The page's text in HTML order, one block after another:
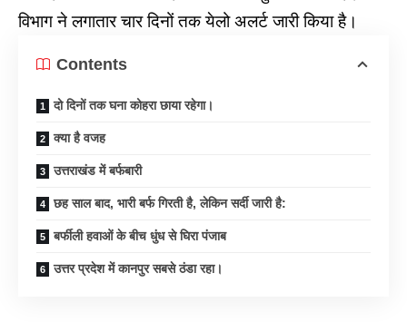
विभाग ने लगातार चार दिनों तक येलो अलर्ट जारी किया है।
Contents
दो दिनों तक घना कोहरा छाया रहेगा।
क्या है वजह
उत्तराखंड में बर्फबारी
छह साल बाद, भारी बर्फ गिरती है, लेकिन सर्दी जारी है:
बर्फीली हवाओं के बीच धुंध से घिरा पंजाब
उत्तर प्रदेश में कानपुर सबसे ठंडा रहा।